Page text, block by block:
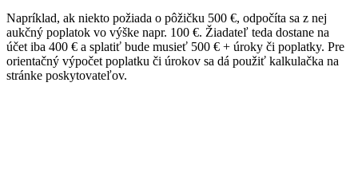
Napríklad, ak niekto požiada o pôžičku 500 €, odpočíta sa z nej
aukčný poplatok vo výške napr. 100 €. Žiadateľ teda dostane na
účet iba 400 € a splatiť bude musieť 500 € + úroky či poplatky. Pre
orientačný výpočet poplatku či úrokov sa dá použiť kalkulačka na
stránke poskytovateľov.